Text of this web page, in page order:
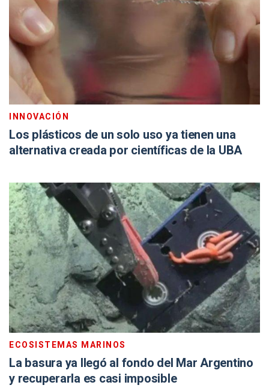
INNOVACIÓN
Los plásticos de un solo uso ya tienen una
alternativa creada por científicas de la UBA
ECOSISTEMAS MARINOS
La basura ya llegó al fondo del Mar Argentino
y recuperarla es casi imposible